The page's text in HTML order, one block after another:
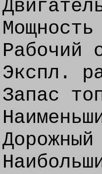
Экспл.
Запас